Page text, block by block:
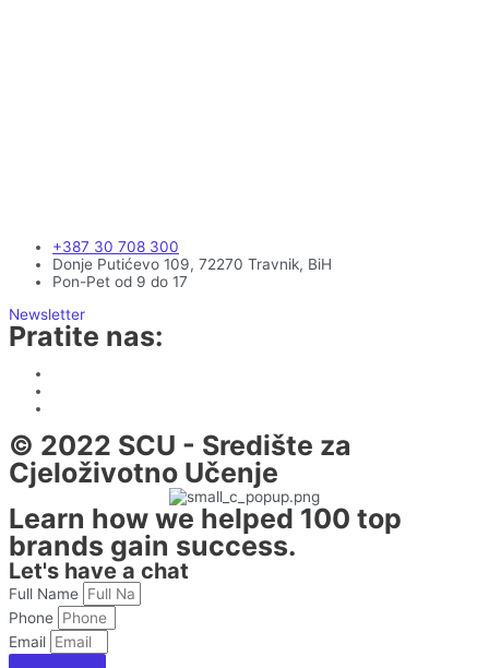
+387 30 708 300
Donje Putićevo 109, 72270 Travnik, BiH
Pon-Pet od 9 do 17
Newsletter
Pratite nas:
© 2022 SCU - Središte za
Cjeloživotno Učenje
Learn how we helped 100 top
brands gain success.
Let's have a chat
Full Name
Phone
Email